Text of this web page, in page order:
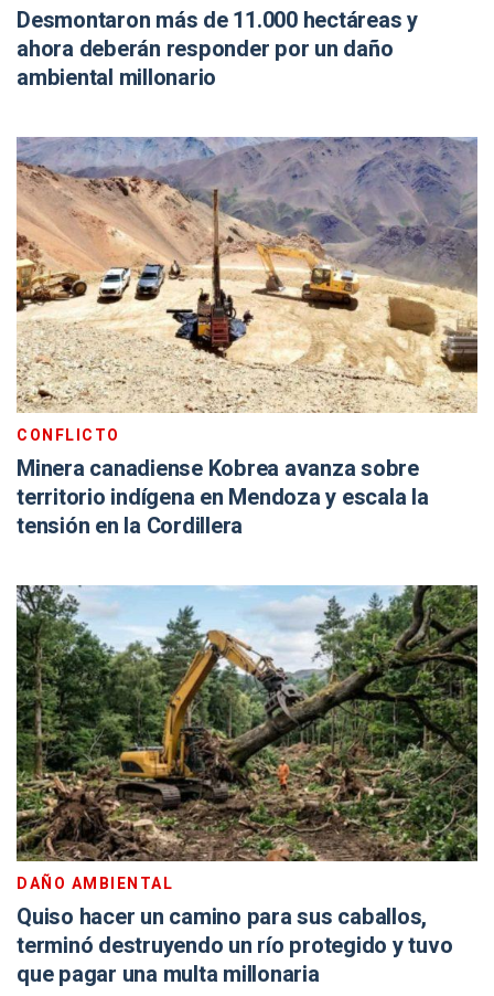
Desmontaron más de 11.000 hectáreas y
ahora deberán responder por un daño
ambiental millonario
CONFLICTO
Minera canadiense Kobrea avanza sobre
territorio indígena en Mendoza y escala la
tensión en la Cordillera
DAÑO AMBIENTAL
Quiso hacer un camino para sus caballos,
terminó destruyendo un río protegido y tuvo
que pagar una multa millonaria